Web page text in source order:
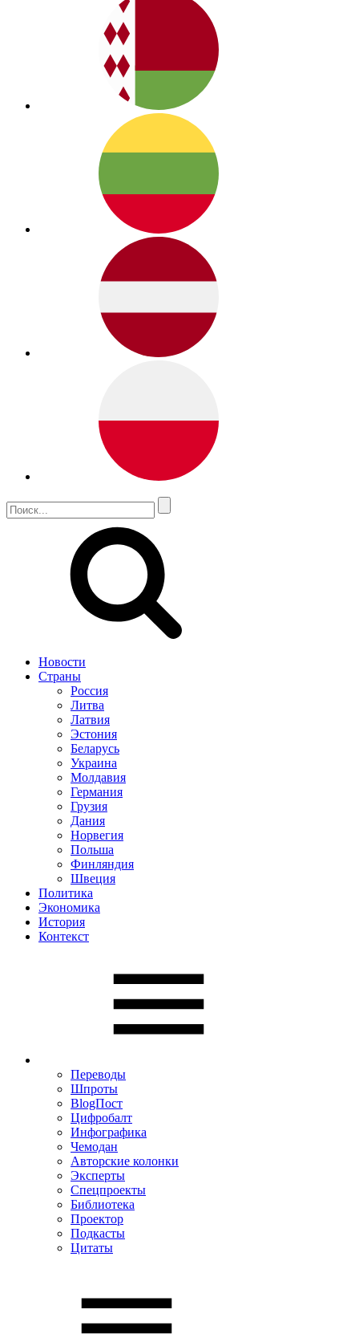
Новости
Страны
Россия
Литва
Латвия
Эстония
Беларусь
Украина
Молдавия
Германия
Грузия
Дания
Норвегия
Польша
Финляндия
Швеция
Политика
Экономика
История
Контекст
Переводы
Шпроты
BlogПост
Цифробалт
Инфографика
Чемодан
Авторские колонки
Эксперты
Спецпроекты
Библиотека
Проектор
Подкасты
Цитаты